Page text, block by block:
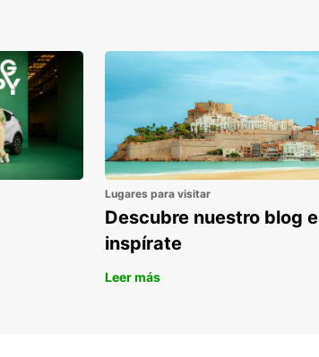
Lugares para visitar
Descubre nuestro blog e
inspírate
Leer más